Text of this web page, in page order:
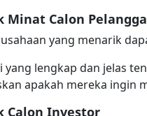
Minat Calon
yang menarik
yang lengkap dan jelas
apakah mereka ingin
Calon Investor